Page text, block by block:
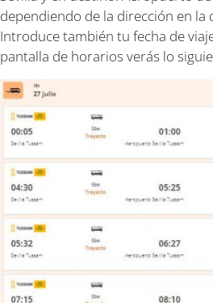
dependiendo de la dirección en la
Introduce también tu fecha de
pantalla de horarios verás lo